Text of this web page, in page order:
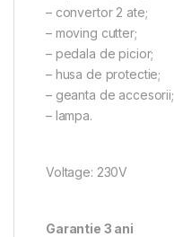
– convertor 2 ate;
– moving cutter;
– pedala de picior;
– husa de protectie;
– geanta de accesorii;
– lampa.
Voltage: 230V
Garantie 3 ani